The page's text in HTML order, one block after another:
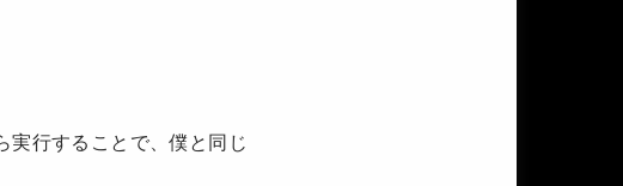
実行することで、僕と同じ